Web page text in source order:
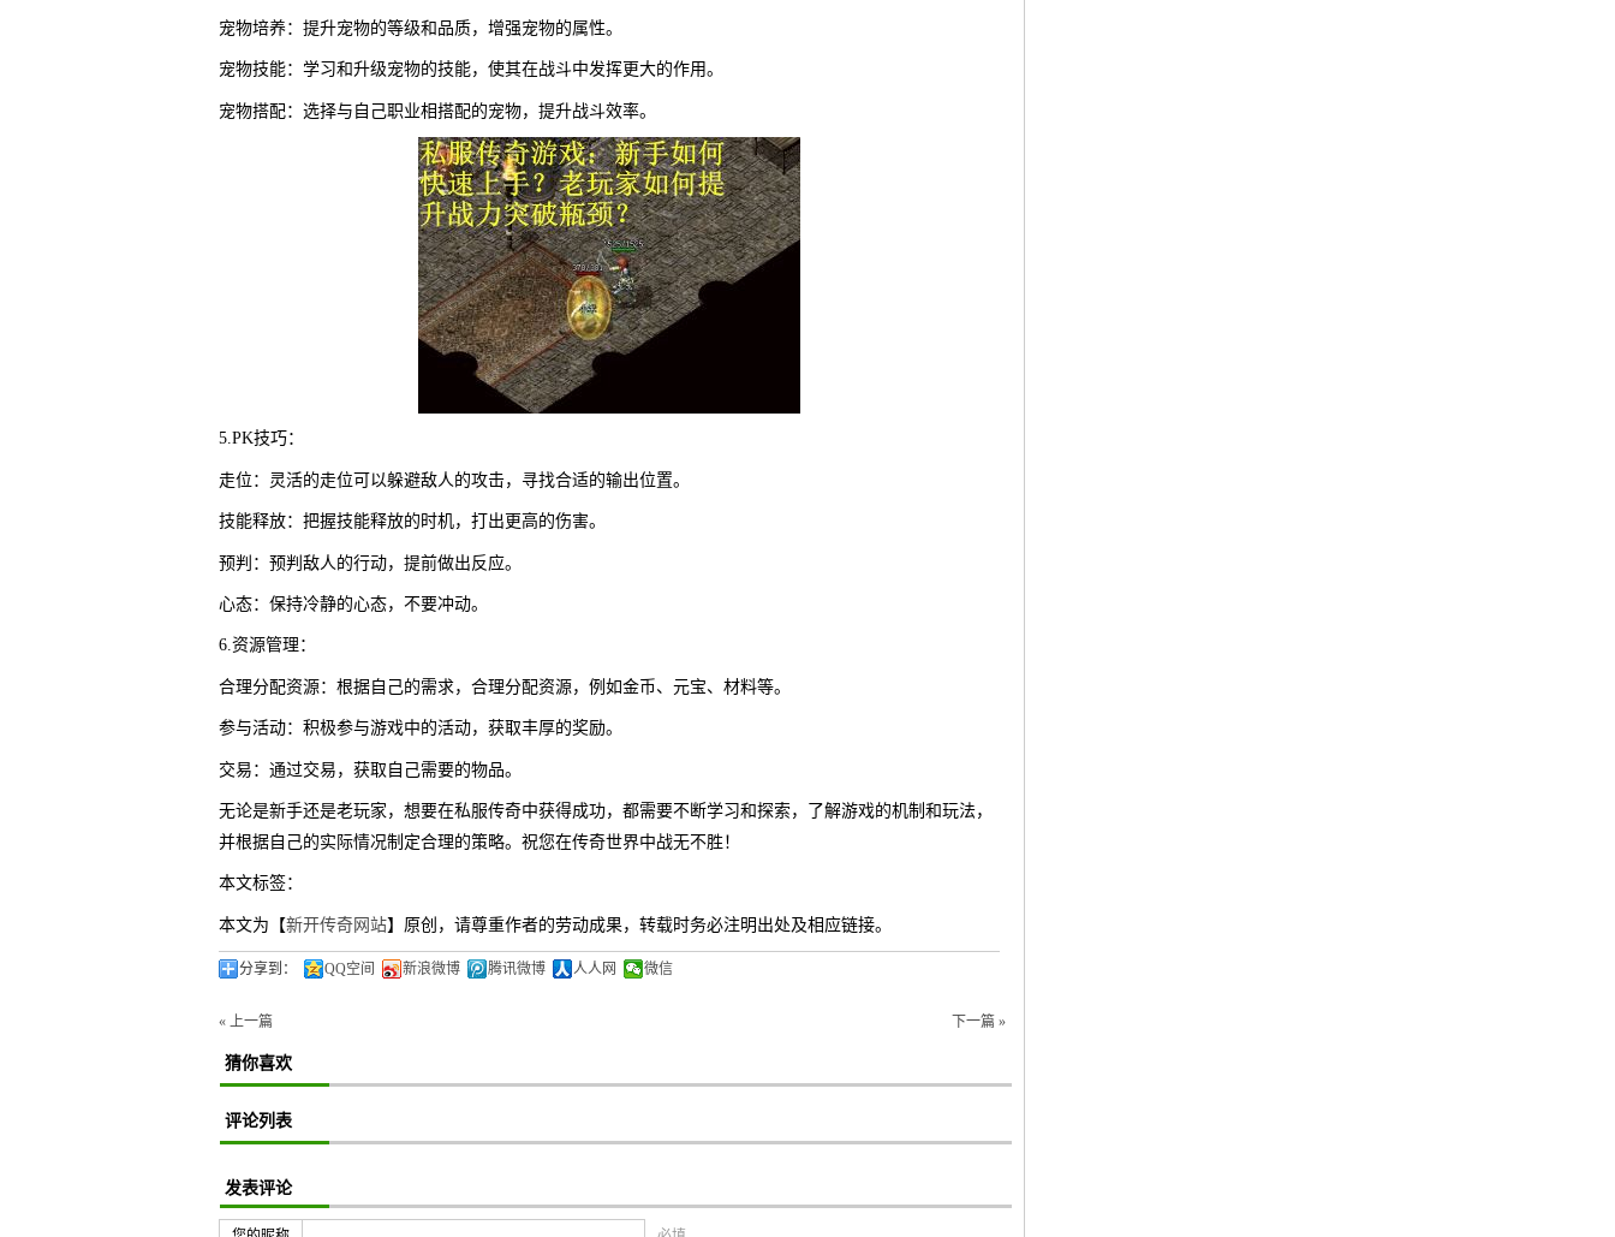
宠物培养：提升宠物的等级和品质，增强宠物的属性。
宠物技能：学习和升级宠物的技能，使其在战斗中发挥更大的作用。
宠物搭配：选择与自己职业相搭配的宠物，提升战斗效率。
5.PK技巧：
走位：灵活的走位可以躲避敌人的攻击，寻找合适的输出位置。
技能释放：把握技能释放的时机，打出更高的伤害。
预判：预判敌人的行动，提前做出反应。
心态：保持冷静的心态，不要冲动。
6.资源管理：
合理分配资源：根据自己的需求，合理分配资源，例如金币、元宝、材料等。
参与活动：积极参与游戏中的活动，获取丰厚的奖励。
交易：通过交易，获取自己需要的物品。
无论是新手还是老玩家，想要在私服传奇中获得成功，都需要不断学习和探索，了解游戏的机制和玩法，
并根据自己的实际情况制定合理的策略。祝您在传奇世界中战无不胜！
本文标签：
本文为【新开传奇网站】原创，请尊重作者的劳动成果，转载时务必注明出处及相应链接。
分享到： QQ空间 新浪微博 腾讯微博 人人网 微信
« 上一篇 下一篇 »
猜你喜欢
评论列表
发表评论